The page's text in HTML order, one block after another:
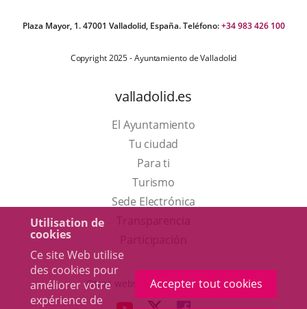
Utilisation de
cookies
Ce site Web utilise
des cookies pour
améliorer votre
expérience de
Accepter tout cookies
Plaza Mayor, 1. 47001 Valladolid, España. Teléfono:+34 983 426 100
Copyright 2025 - Ayuntamiento de Valladolid
valladolid.es
El Ayuntamiento
Tu ciudad
Para ti
TurismoEste
enlace
una
ventana
Sede Electrónica
externa.
Otras webs del ayuntamiento